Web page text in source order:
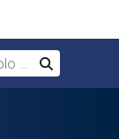
autore
Cerca